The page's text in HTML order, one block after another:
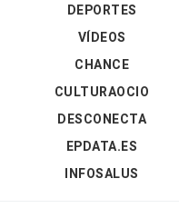
DEPORTES
VÍDEOS
CHANCE
CULTURAOCIO
DESCONECTA
EPDATA.ES
INFOSALUS